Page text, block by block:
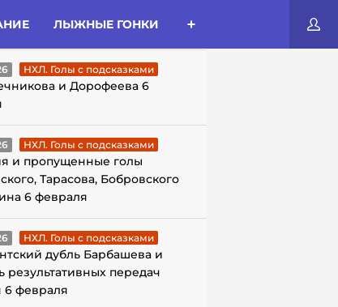
ЛЫЖНЫЕ ГОНКИ
ПОДСКАЗКАМИ
НХЛ. Голы с подсказками
и Дорофеева 6
НХЛ. Голы с подсказками
и пропущенные голы
Тарасова, Бобровского
6 февраля
НХЛ. Голы с подсказками
дубль Барбашева и
результативных передач
6 февраля